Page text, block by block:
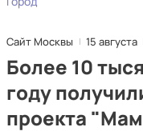
Сайт Москвы 15 августа
Более 10
году
проекта